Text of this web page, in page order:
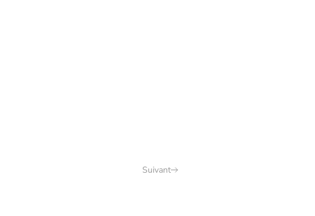
Suivant